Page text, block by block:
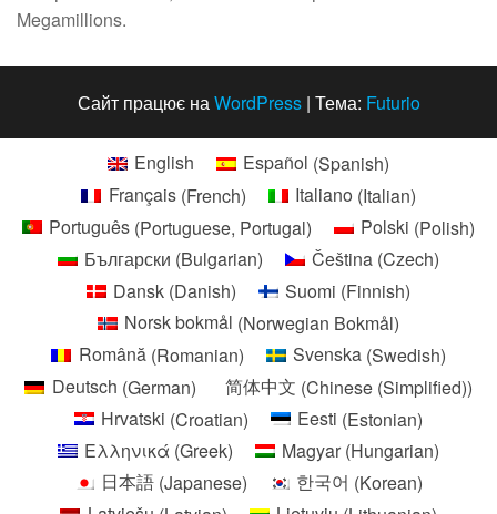
Megamillions.
Сайт працює наWordPress | Тема: Futurio
English Español (Spanish)
Français(French) Italiano (Italian)
Português (Portuguese, Portugal) Polski (Polish)
Български (Bulgarian) Čeština (Czech)
Dansk (Danish) Suomi (Finnish)
Norsk bokmål (Norwegian Bokmål)
Română(Romanian) Svenska(Swedish)
Deutsch (German) 简体中文 (Chinese (Simplified))
Hrvatski (Croatian) Eesti (Estonian)
Ελληνικά (Greek) Magyar (Hungarian)
日本語 (Japanese) 한국어 (Korean)